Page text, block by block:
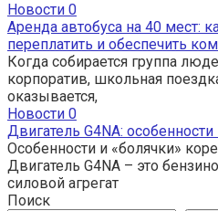
Новости 0
Аренда автобуса на 40 мест:
переплатить и обеспечить
Когда собирается группа
корпоратив, школьная
оказывается,
Новости 0
Двигатель G4NA:
Особенности и «болячки»
Двигатель G4NA – это
силовой агрегат
Поиск